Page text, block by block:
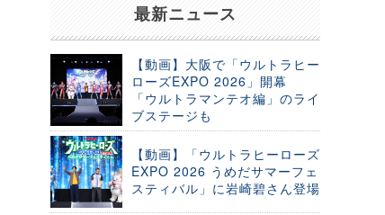
最新ニュース
【動画】大阪で「ウルトラヒー
ローズEXPO 2026」開幕
「ウルトラマンテオ編」のライ
ブステージも
【動画】「ウルトラヒーローズ
EXPO 2026 うめだサマーフェ
スティバル」に岩崎碧さん登場